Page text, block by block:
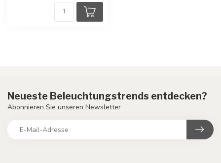
Neueste Beleuchtungstrends entdecken?
Abonnieren Sie unseren Newsletter